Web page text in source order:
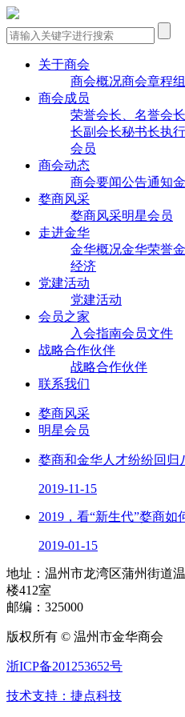
关于商会
商会概况商会章程
商会成员
荣誉会长、名誉会长
长副会长秘书长执
会员
商会动态
商会要闻公告通知
婺商风采
婺商风采明星会员
走进金华
金华概况金华荣誉
经济
党建活动
党建活动
会员之家
入会指南会员文件
战略合作伙伴
战略合作伙伴
联系我们
婺商风采
明星会员
婺商和金华人才纷纷回归
2019-11-15
2019，看“新生代”婺商如
2019-01-15
地址：温州市龙湾区蒲州街道
楼412室
邮编：325000
版权所有 © 温州市金华商会
浙ICP备201253652号
技术支持：捷点科技